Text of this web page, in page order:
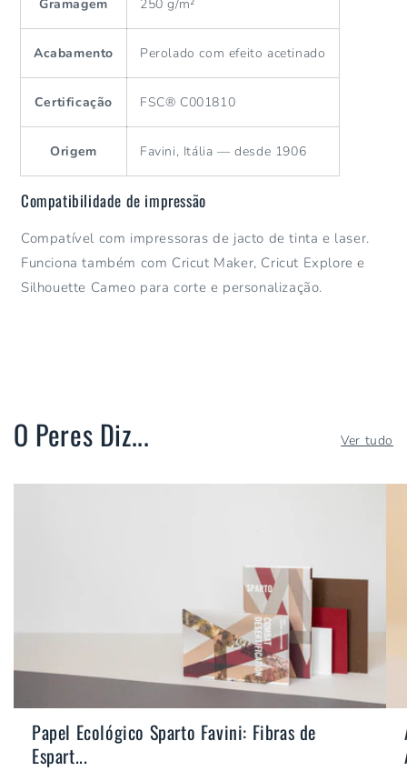
Gramagem 250 g/m²
Acabamento Perolado com efeito acetinado
Certificação FSC® C001810
Origem Favini, Itália — desde 1906
Compatibilidade de impressão
Compatível com impressoras de jacto de tinta e laser.
Funciona também com Cricut Maker, Cricut Explore e
Silhouette Cameo para corte e personalização.
O Peres Diz... Ver tudo
Papel Ecológico Sparto Favini: Fibras de
Espart...